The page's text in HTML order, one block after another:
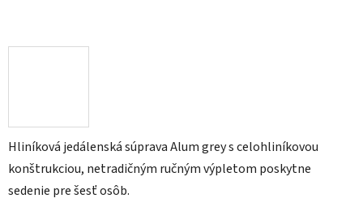
Hliníková jedálenská súprava Alum grey s celohliníkovou
konštrukciou, netradičným ručným výpletom poskytne
sedenie pre šesť osôb.